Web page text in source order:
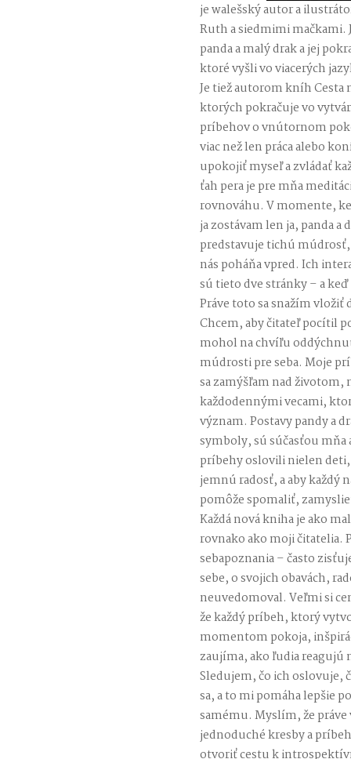
je walešský autor a
Ruth a siedmimi mačkami.
panda a malý drak a jej
ktoré vyšli vo viacerých
Je tiež autorom kníh Cesta
ktorých pokračuje vo
príbehov o vnútornom
viac než len práca alebo
upokojiť myseľ a zvládať
ťah pera je pre mňa
rovnováhu. V momente,
ja zostávam len ja, panda
predstavuje tichú
nás poháňa vpred. Ich
sú tieto dve stránky – a
Práve toto sa snažím vložiť
Chcem, aby čitateľ pocítil
mohol na chvíľu
múdrosti pre seba. Moje
sa zamýšľam nad
každodennými vecami,
význam. Postavy pandy a
symboly, sú súčasťou mňa
príbehy oslovili nielen
jemnú radosť, a aby každý
pomôže spomaliť,
Každá nová kniha je ako
rovnako ako moji čitatelia.
sebapoznania – často
sebe, o svojich obavách,
neuvedomoval. Veľmi si
že každý príbeh, ktorý
momentom pokoja,
zaujíma, ako ľudia reagujú
Sledujem, čo ich oslovuje,
sa, a to mi pomáha lepšie
samému. Myslím, že
jednoduché kresby a
otvoriť cestu k